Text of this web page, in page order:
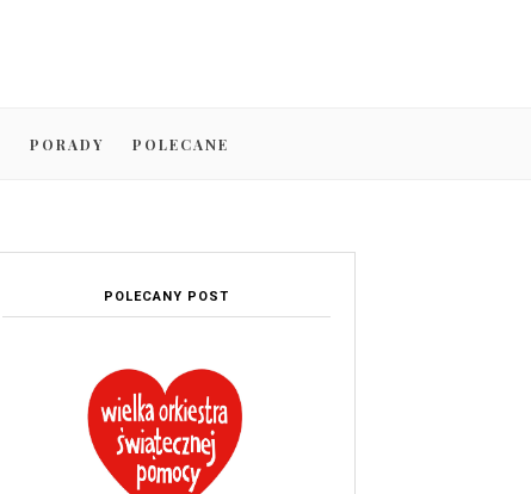
PORADY POLECANE
POLECANY POST